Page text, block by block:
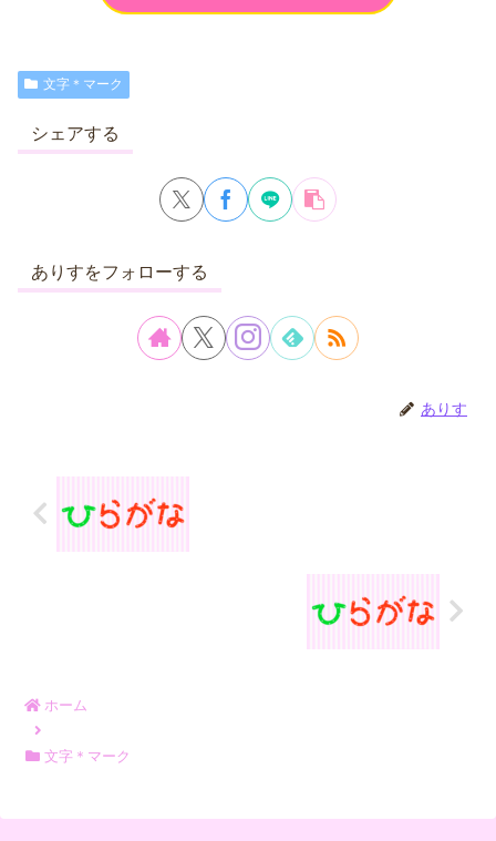
文字＊マーク
シェアする
ありすをフォローする
ありす
ホーム
文字＊マーク